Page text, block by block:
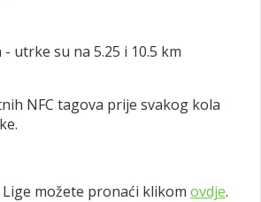
- utrke su na 5.25 i 10.5 km
NFC tagova prije svakog kola
možete pronaći klikom ovdje.